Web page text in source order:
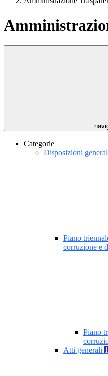
Categorie
Disposizioni
Piano
corruzione e
Piano
Atti generali